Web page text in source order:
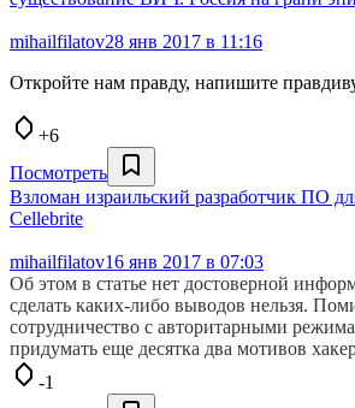
mihailfilatov28 янв 2017 в 11:16
Откройте нам правду, напишите
+6
Посмотреть
Взломан израильский разработчик ПО
Cellebrite
mihailfilatov16 янв 2017 в 07:03
Об этом в статье нет достоверной
сделать каких-либо выводов нельзя.
сотрудничество с авторитарными
придумать еще десятка два мотивов
-1